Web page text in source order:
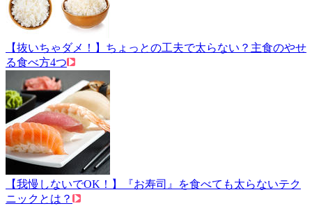
【抜いちゃダメ！】ちょっとの工夫で太らない？主食のやせ
る食べ方4つ
【我慢しないでOK！】『お寿司』を食べても太らないテク
ニックとは？